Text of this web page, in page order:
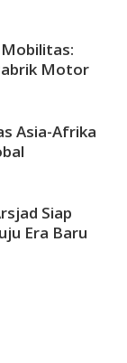
Motor
Asia-Afrika
Siap
Era Baru